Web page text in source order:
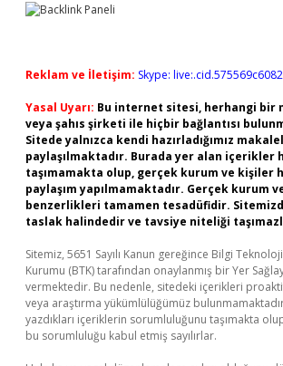
Reklam ve İletişim: Skype:
Yasal Uyarı: Bu internet sitesi, herhangi bir
veya şahıs şirketi ile hiçbir bağlantısı
Sitede yalnızca kendi hazırladığımız
paylaşılmaktadır. Burada yer alan içerikler
taşımamakta olup, gerçek kurum ve kişiler
paylaşım yapılmamaktadır. Gerçek kurum
benzerlikleri tamamen tesadüfidir.
taslak halindedir ve tavsiye niteliği
Sitemiz, 5651 Sayılı Kanun gereğince Bilgi
Kurumu (BTK) tarafından onaylanmış bir Yer
vermektedir. Bu nedenle, sitedeki içerikleri
veya araştırma yükümlülüğümüz
yazdıkları içeriklerin sorumluluğunu taşımakta
bu sorumluluğu kabul etmiş sayılırlar.